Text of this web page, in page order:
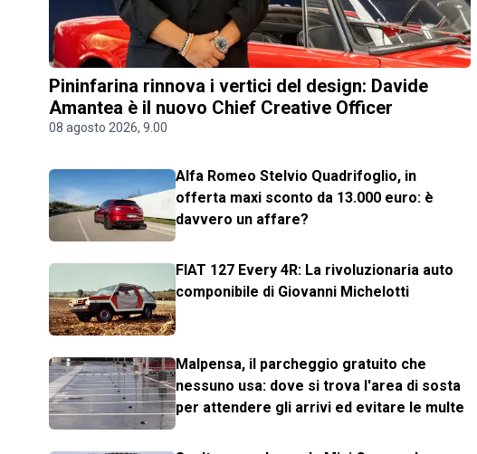
Pininfarina rinnova i vertici del design: Davide
Amantea è il nuovo Chief Creative Officer
08 agosto 2026, 9.00
Alfa Romeo Stelvio Quadrifoglio, in
offerta maxi sconto da 13.000 euro: è
davvero un affare?
FIAT 127 Every 4R: La rivoluzionaria auto
componibile di Giovanni Michelotti
Malpensa, il parcheggio gratuito che
nessuno usa: dove si trova l'area di sosta
per attendere gli arrivi ed evitare le multe